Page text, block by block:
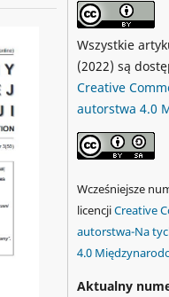
Wszystkie
(2022) są
Creative
autorstwa 4.0
Wcześniejsze
licencjiCreative
autorstwa-Na
4.0
Aktualny